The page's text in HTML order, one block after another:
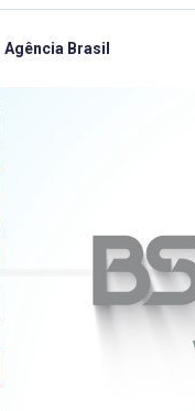
Agência Brasil